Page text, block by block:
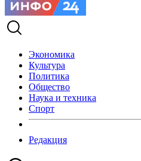
Экономика
Культура
Политика
Общество
Наука и техника
Спорт
Редакция